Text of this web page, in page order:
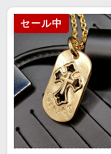
セール中